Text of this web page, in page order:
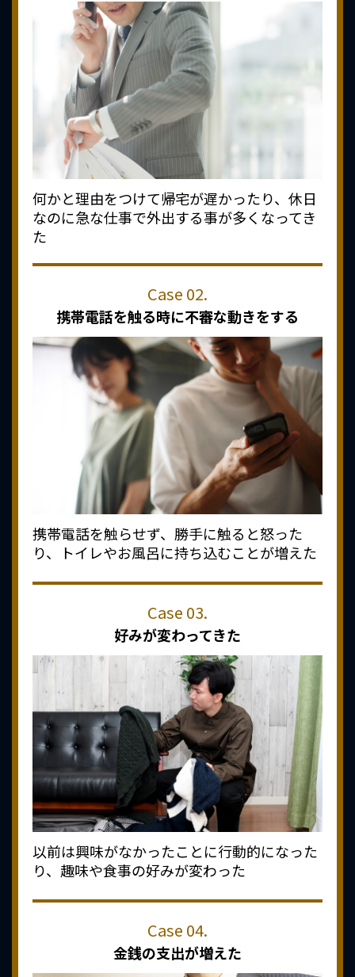
何かと理由をつけて帰宅が遅かったり、休日
なのに急な仕事で外出する事が多くなってき
た
携帯電話を触る時に不審な動きをする
携帯電話を触らせず、勝手に触ると怒った
り、トイレやお風呂に持ち込むことが増えた
好みが変わってきた
以前は興味がなかったことに行動的になった
り、趣味や食事の好みが変わった
金銭の支出が増えた